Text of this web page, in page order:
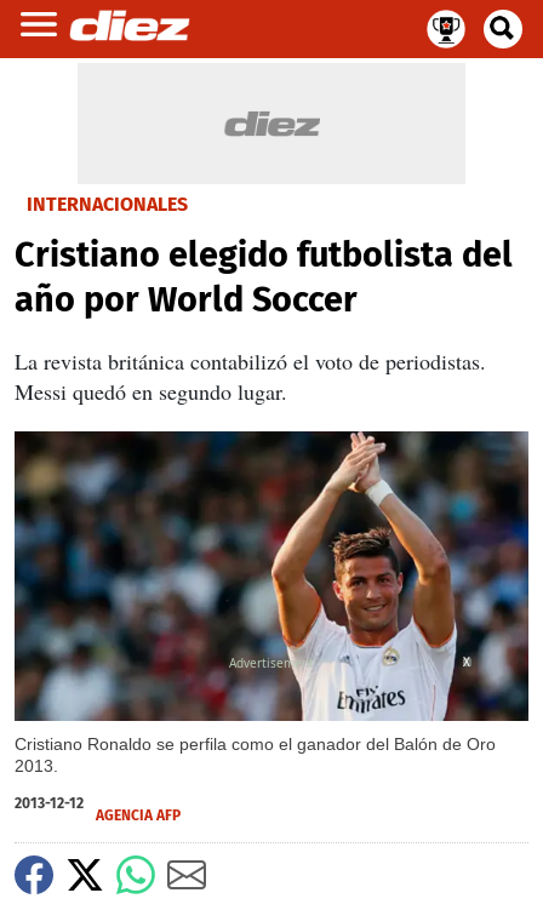
INTERNACIONALES
Cristiano elegido futbolista del
año por World Soccer
La revista británica contabilizó el voto de periodistas.
Messi quedó en segundo lugar.
Cristiano Ronaldo se perfila como el ganador del Balón de Oro
2013.
X
2013-12-12
AGENCIA AFP